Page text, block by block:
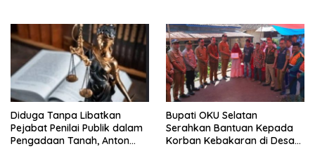
Diduga Tanpa Libatkan
Pejabat Penilai Publik dalam
Pengadaan Tanah, Anton
Bupati OKU Selatan
Serahkan Bantuan Kepada
Korban Kebakaran di Desa